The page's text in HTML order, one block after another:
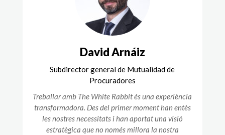
David Arnáiz
Subdirector general de Mutualidad de
Procuradores
Treballar amb The White Rabbit és una experiència
transformadora. Des del primer moment han entès
les nostres necessitats i han aportat una visió
estratègica que no només millora la nostra